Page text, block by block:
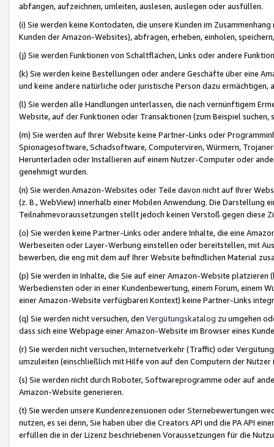
abfangen, aufzeichnen, umleiten, auslesen, auslegen oder ausfüllen.
(i) Sie werden keine Kontodaten, die unsere Kunden im
Kunden der Amazon-Websites), abfragen, erheben, einholen,
(j) Sie werden Funktionen von Schaltflächen, Links oder andere
(k) Sie werden keine Bestellungen oder andere Geschäfte über eine
und keine andere natürliche oder juristische Person dazu
(l) Sie werden alle Handlungen unterlassen, die nach vernünftigem
Website, auf der Funktionen oder Transaktionen (zum Beispiel
(m) Sie werden auf Ihrer Website keine Partner-Links oder
Spionagesoftware, Schadsoftware, Computerviren, Würmern,
Herunterladen oder Installieren auf einem Nutzer-Computer oder
genehmigt wurden.
(n) Sie werden Amazon-Websites oder Teile davon nicht auf Ihrer
(z. B., WebView) innerhalb einer Mobilen Anwendung. Die Darstellung
Teilnahmevoraussetzungen stellt jedoch keinen Verstoß gegen diese
(o) Sie werden keine Partner-Links oder andere Inhalte, die eine
Werbeseiten oder Layer-Werbung einstellen oder bereitstellen, mit
bewerben, die eng mit dem auf Ihrer Website befindlichen Material
(p) Sie werden in Inhalte, die Sie auf einer Amazon-Website
Werbediensten oder in einer Kundenbewertung, einem Forum, einem
einer Amazon-Website verfügbaren Kontext) keine Partner-Links
(q) Sie werden nicht versuchen, den Vergütungskatalog zu umgehen
dass sich eine Webpage einer Amazon-Website im Browser eines
(r) Sie werden nicht versuchen, Internetverkehr (Traffic) oder
umzuleiten (einschließlich mit Hilfe von auf den Computern der
(s) Sie werden nicht durch Roboter, Softwareprogramme oder auf
Amazon-Website generieren.
(t) Sie werden unsere Kundenrezensionen oder Sternebewertungen
nutzen, es sei denn, Sie haben über die Creators API und die PA API
erfüllen die in der Lizenz beschriebenen Voraussetzungen für die